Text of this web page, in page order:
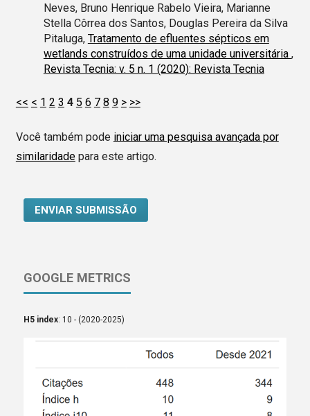
Neves, Bruno Henrique Rabelo Vieira, Marianne
Stella Côrrea dos Santos, Douglas Pereira da Silva
Pitaluga, Tratamento de efluentes sépticos em
wetlands construídos de uma unidade universitária ,
Revista Tecnia: v. 5 n. 1 (2020): Revista Tecnia
<< < 1 2 3 4 5 6 7 8 9 > >>
Você também pode iniciar uma pesquisa avançada por
similaridadepara este artigo.
ENVIAR SUBMISSÃO
GOOGLE METRICS
H5 index: 10 - (2020-2025)